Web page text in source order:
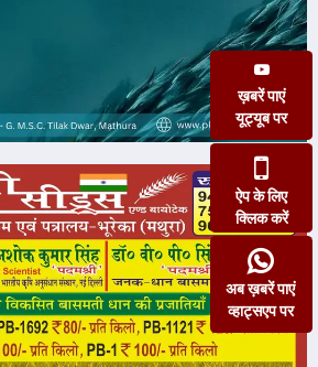
अब ख़बरें पाएं
व्हाट्सएप पर
ऐप के लिए
क्लिक करें
ख़बरें पाएं
यूट्यूब पर